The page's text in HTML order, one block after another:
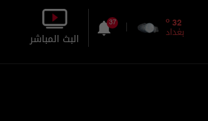
32
o
بغداد
37
البث المباشر